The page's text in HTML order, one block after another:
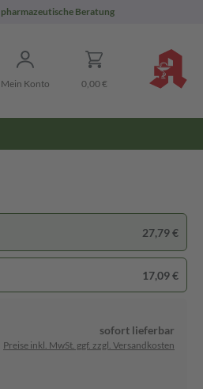
pharmazeutische Beratung
Mein Konto 0,00 €
27,79 €
17,09 €
sofort lieferbar
Preise inkl. MwSt. ggf. zzgl. Versandkosten